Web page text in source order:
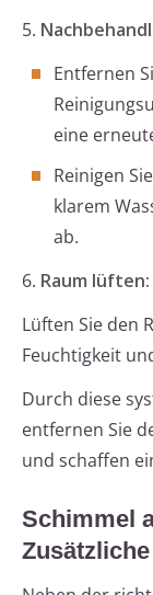
5.
Entfernen
eine
Reinigen
klarem
ab.
6. Raum lüften:
Lüften Sie den
Feuchtigkeit
Durch diese
entfernen Sie
und schaffen
Schimmel